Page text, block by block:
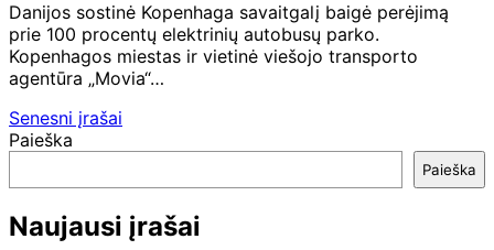
Danijos sostinė Kopenhaga savaitgalį baigė perėjimą
prie 100 procentų elektrinių autobusų parko.
Kopenhagos miestas ir vietinė viešojo transporto
agentūra „Movia“…
Navigacija
tarp
įrašų
Senesni įrašai
Paieška
Paieška
Naujausi įrašai